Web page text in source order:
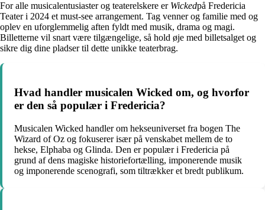
For alle musicalentusiaster og teaterelskere er Wickedpå Fredericia
Teater i 2024 et must-see arrangement. Tag venner og familie med og
oplev en uforglemmelig aften fyldt med musik, drama og magi.
Billetterne vil snart være tilgængelige, så hold øje med billetsalget og
sikre dig dine pladser til dette unikke teaterbrag.
Hvad handler musicalen Wicked om, og hvorfor
er den så populær i Fredericia?
Musicalen Wicked handler om hekseuniverset fra bogen The
Wizard of Oz og fokuserer især på venskabet mellem de to
hekse, Elphaba og Glinda. Den er populær i Fredericia på
grund af dens magiske historiefortælling, imponerende musik
og imponerende scenografi, som tiltrækker et bredt publikum.